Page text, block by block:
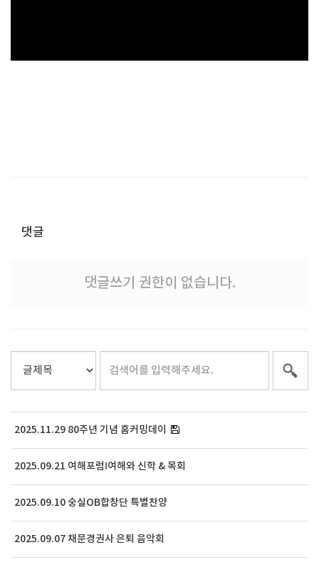
댓글
댓글쓰기 권한이 없습니다.
2025.11.29 80주년 기념 홈커밍데이
2025.09.21 여해포럼Ⅰ여해와 신학 & 목회
2025.09.10 숭실OB합창단 특별찬양
2025.09.07 채문경권사 은퇴 음악회